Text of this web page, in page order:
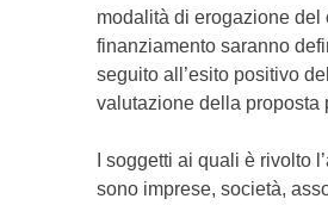
modalità di erogazione del
finanziamento saranno
seguito all’esito positivo
valutazione della proposta
I soggetti ai quali è rivolto
sono imprese, società,